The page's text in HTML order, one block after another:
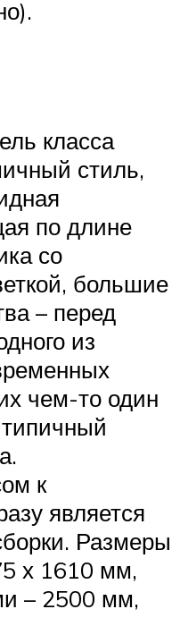
класса
стиль,
по длине
со
большие
– перед
из
чем-то один
к
является
Размеры
х 1610 мм,
– 2500 мм,